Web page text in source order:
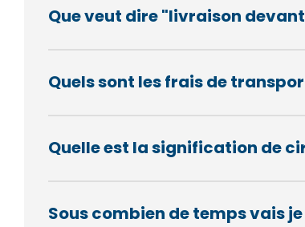
Que veut dire "livraison
Quels sont les frais de
Quelle est la signification de
Sous combien de temps vais